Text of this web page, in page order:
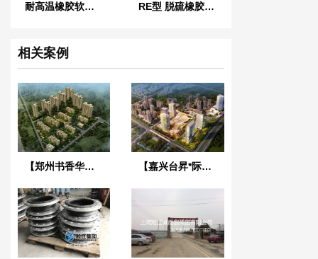
耐高温橡胶软接头 RE型 脱硫橡胶膨胀节
相关案例
【郑州书香华府】地下室变压器噪音振动治理用弹簧减震器 【嘉兴台昇*际广场】弹簧减震器合同